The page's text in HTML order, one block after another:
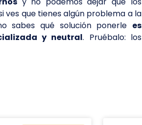
ves que tienes algún problema a la
sabes qué solución ponerle es
y neutral. Pruébalo: los